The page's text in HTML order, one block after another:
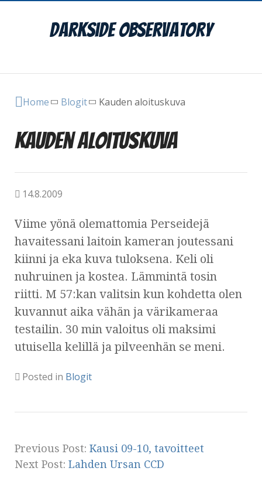
DarkSide Observatory
Main Menu
Home Blogit Kauden aloituskuva
Kauden aloituskuva
14.8.2009
Viime yönä olemattomia Perseidejä
havaitessani laitoin kameran joutessani
kiinni ja eka kuva tuloksena. Keli oli
nuhruinen ja kostea. Lämmintä tosin
riitti. M 57:kan valitsin kun kohdetta olen
kuvannut aika vähän ja värikameraa
testailin. 30 min valoitus oli maksimi
utuisella kelillä ja pilveenhän se meni.
Posted in Blogit
Previous Post: Kausi 09-10, tavoitteet
Next Post: Lahden Ursan CCD